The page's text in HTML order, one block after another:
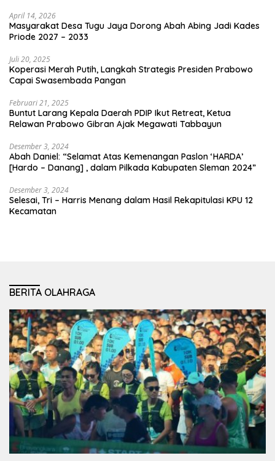
April 14, 2026
Masyarakat Desa Tugu Jaya Dorong Abah Abing Jadi Kades
Priode 2027 – 2033
Juli 20, 2025
Koperasi Merah Putih, Langkah Strategis Presiden Prabowo
Capai Swasembada Pangan
Februari 21, 2025
Buntut Larang Kepala Daerah PDIP Ikut Retreat, Ketua
Relawan Prabowo Gibran Ajak Megawati Tabbayun
Desember 3, 2024
Abah Daniel: “Selamat Atas Kemenangan Paslon ‘HARDA’
[Hardo – Danang] , dalam Pilkada Kabupaten Sleman 2024”
Desember 3, 2024
Selesai, Tri – Harris Menang dalam Hasil Rekapitulasi KPU 12
Kecamatan
BERITA OLAHRAGA